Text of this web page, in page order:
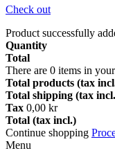
Check out
Product successfully
Quantity
Total
There are 0 items in
Total products (tax
Total shipping (tax
Tax 0,00 kr
Total (tax incl.)
Continue shopping
Menu